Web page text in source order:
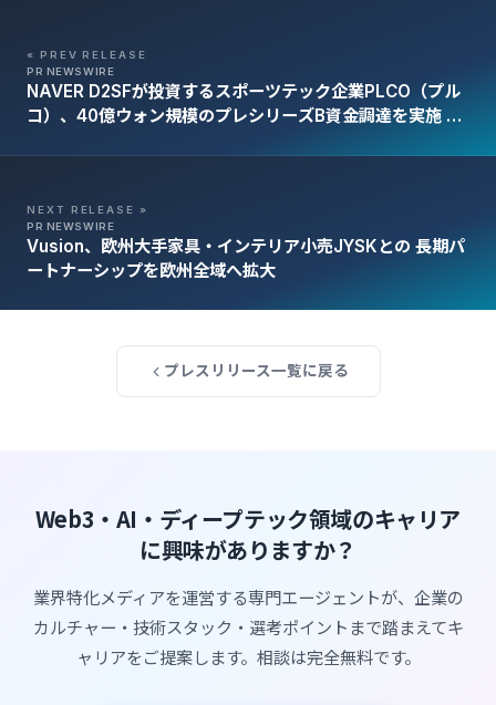
« PREV RELEASE
PR NEWSWIRE
NAVER D2SFが投資するスポーツテック企業PLCO（プル
コ）、40億ウォン規模のプレシリーズB資金調達を実施 …
NEXT RELEASE »
PR NEWSWIRE
Vusion、欧州大手家具・インテリア小売JYSKとの 長期パ
ートナーシップを欧州全域へ拡大
プレスリリース一覧に戻る
Web3・AI・ディープテック領域のキャリア
に興味がありますか？
業界特化メディアを運営する専門エージェントが、企業の
カルチャー・技術スタック・選考ポイントまで踏まえてキ
ャリアをご提案します。相談は完全無料です。